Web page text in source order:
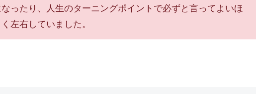
ったり、人生のターニングポイントで必ずと言ってよいほ
左右していました。